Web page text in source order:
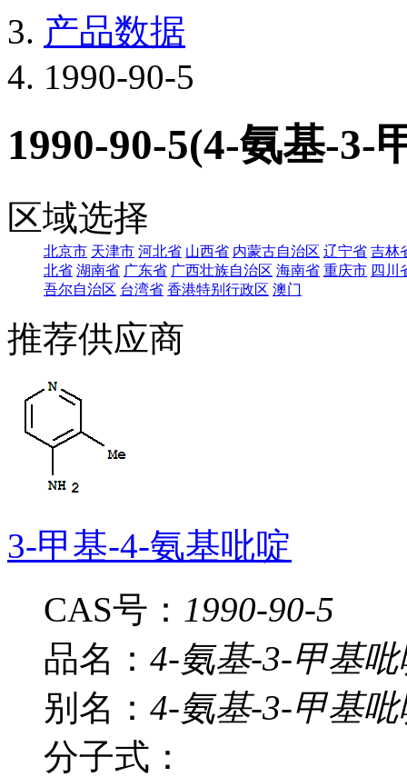
产品数据
1990-90-5
1990-90-5(4-氨基-3-
区域选择
北京市 天津市 河北省 山西省 内蒙古自治区 辽宁省 吉林
北省 湖南省 广东省 广西壮族自治区 海南省 重庆市 四川
吾尔自治区 台湾省 香港特别行政区 澳门
推荐供应商
3-甲基-4-氨基吡啶
CAS号： 1990-90-5
品名： 4-氨基-3-甲基吡
别名： 4-氨基-3-甲基
分子式：